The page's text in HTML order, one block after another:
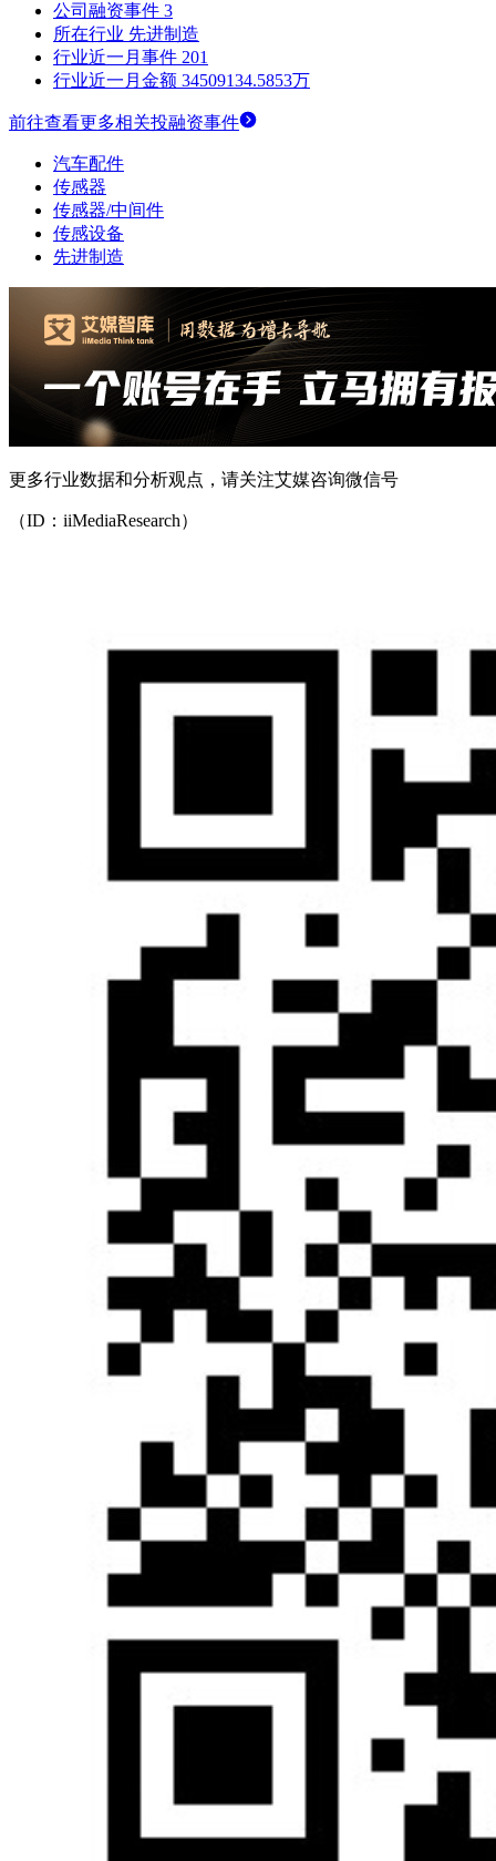
公司融资事件 3
所在行业 先进制造
行业近一月事件 201
行业近一月金额 34509134.5853万
前往查看更多相关投融资事件
汽车配件
传感器
传感器/中间件
传感设备
先进制造
更多行业数据和分析观点，请关注艾媒咨询微信号
（ID：iiMediaResearch）